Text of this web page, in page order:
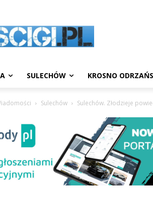
SULECHÓW KROSNO
Sulechów Sulechów. Złodzieje